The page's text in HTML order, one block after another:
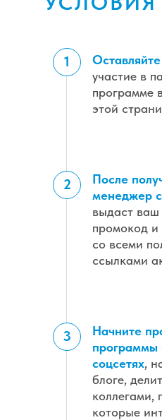
1
После
менеджер
выдаст ваш
промокод и
со всеми
ссылками
участие в
программе
этой
Начните
программы
соцсетях,
блоге,
коллегами,
которые
2
3